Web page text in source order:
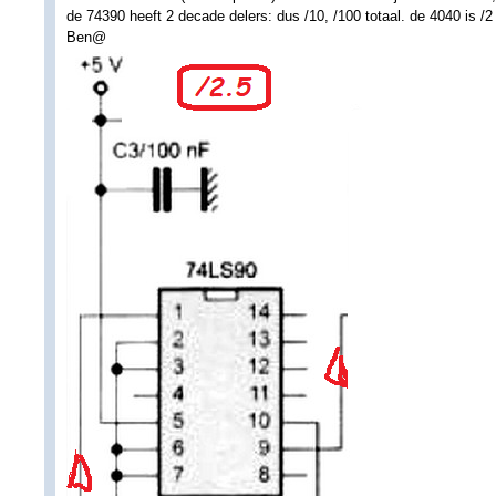
de 74390 heeft 2 decade delers: dus /10, /100 totaal. de 4040 is /2
Ben@